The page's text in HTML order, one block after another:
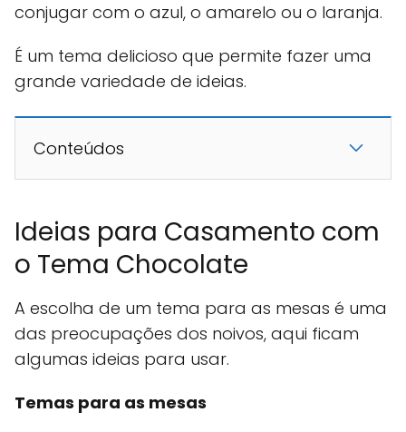
conjugar com o azul, o amarelo ou o laranja.
É um tema delicioso que permite fazer uma
grande variedade de ideias.
Conteúdos
Ideias para Casamento com
o Tema Chocolate
A escolha de um tema para as mesas é uma
das preocupações dos noivos, aqui ficam
algumas ideias para usar.
Temas para as mesas